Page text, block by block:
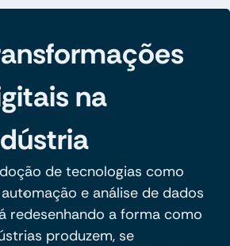
na
de tecnologias como
automação e análise de dados
redesenhando a forma como
produzem, se